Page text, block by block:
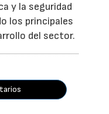
y la seguridad
los principales
del sector.